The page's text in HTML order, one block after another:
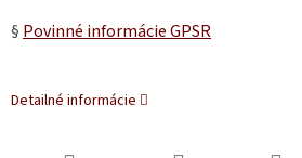
§ Povinné informácie GPSR
Detailné informácie